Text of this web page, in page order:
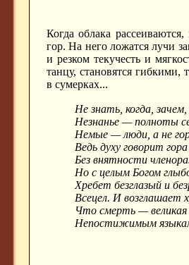
Когда облака
гор. На него ложатся лучи
и резком текучесть и
танцу, становятся
в сумерках...
Не знать, когда, зачем,
Незнанье — полноты
Немые — люди, а не
Ведь духу говорит гора
Без внятности
Но с целым Богом
Хребет безглазый и
Всецел. И возглашает
Что смерть — великая
Непостижимым